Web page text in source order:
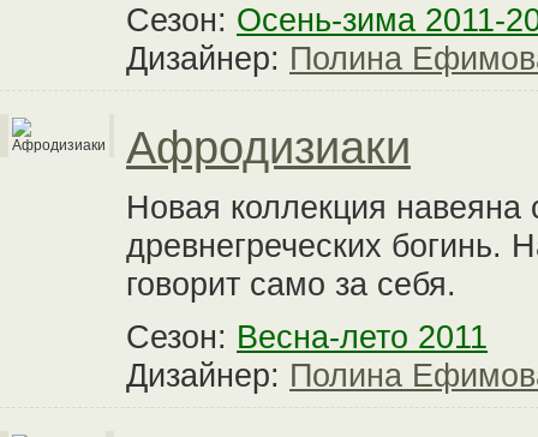
Сезон: Осень-зима 2011-
Дизайнер: Полина
Афродизиаки
Новая коллекция
древнегреческих богинь.
говорит само за себя.
Сезон: Весна-лето 2011
Дизайнер: Полина